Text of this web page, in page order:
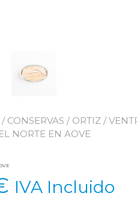
/ CONSERVAS / ORTIZ /
NORTE EN AOVE
El
IVA Incluido